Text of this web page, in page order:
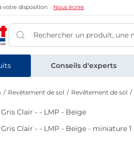
votre disposition Nous écrire
Conseils d'experts
Revêtement de sol Revêtement de sol